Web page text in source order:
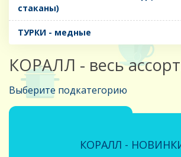
стаканы)
ТУРКИ - медные
КОРАЛЛ - весь
Выберите подкатегорию
КОРАЛЛ -